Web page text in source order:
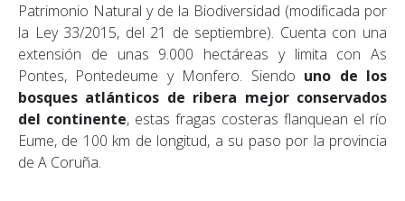
Patrimonio Natural y de la Biodiversidad (modificada por
la Ley 33/2015, del 21 de septiembre). Cuenta con una
extensión de unas 9.000 hectáreas y limita con As
Pontes, Pontedeume y Monfero. Siendo uno de los
bosques atlánticos de ribera mejor conservados
del continente, estas fragas costeras flanquean el río
Eume, de 100 km de longitud, a su paso por la provincia
de A Coruña.